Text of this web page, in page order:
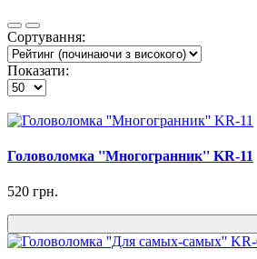
Сортування:
Показати:
Головоломка ''Многогранник'' KR-11
520 грн.